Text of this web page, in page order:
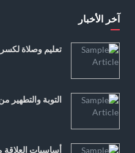
آخر الأخبار
تعليم وصلاة
التوبة
أساسيات